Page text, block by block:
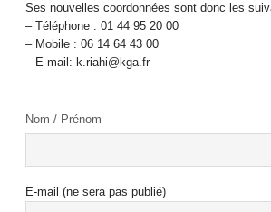
Ses nouvelles coordonnées sont donc les
– Téléphone : 01 44 95 20 00
– Mobile : 06 14 64 43 00
– E-mail: k.riahi@kga.fr
Nom / Prénom
E-mail (ne sera pas publié)